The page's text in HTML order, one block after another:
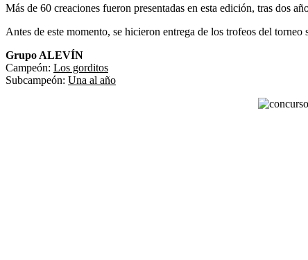
Más de 60 creaciones fueron presentadas en esta edición, tras dos
Antes de este momento, se hicieron entrega de los trofeos del
Grupo ALEVÍN
Campeón: Los gorditos
Subcampeón: Una al año